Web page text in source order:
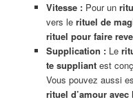
Vitesse :Pour un
vers le rituel de
rituel pour faire
Supplication :Le
te suppliantest
Vous pouvez aussi
rituel d’amour avec